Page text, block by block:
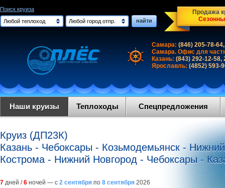
Поиск круиза
Любой теплоход
Любой город отпр. найти
Продажа
Самара: (846) 205-78-
Самара. Офис для
Казань: (843) 292-12-58,
Ярославль: (4852) 593-
Наши круизы Теплоходы Спецпредложения
Круиз (ДП23К)
Казань - Чебоксары - Козьмодемьянск -
Кострома - Нижний Новгород - Чебоксары -
7 дней /6 ночей — с 2 сентября по 8 сентября 2026